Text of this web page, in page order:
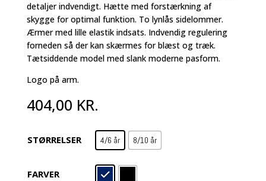
detaljer indvendigt. Hætte med forstærkning af
skygge for optimal funktion. To lynlås sidelommer.
Ærmer med lille elastik indsats. Indvendig regulering
forneden så der kan skærmes for blæst og træk.
Tætsiddende model med slank moderne pasform.
Logo på arm.
404,00 KR.
STØRRELSER 4/6 år 8/10 år
FARVER